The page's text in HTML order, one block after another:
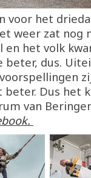
voor het
weer zat nog
en het volk
beter, dus.
beter. Dus het
van